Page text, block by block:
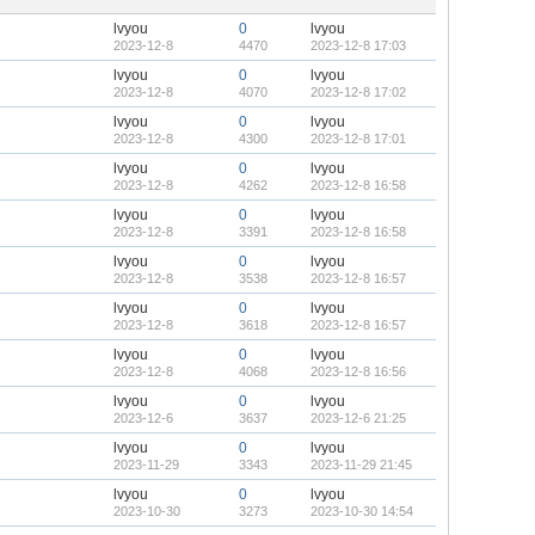
lvyou
2023-12-8
0
4470
lvyou
2023-12-8 17:03
lvyou
2023-12-8
0
4070
lvyou
2023-12-8 17:02
lvyou
2023-12-8
0
4300
lvyou
2023-12-8 17:01
lvyou
2023-12-8
0
4262
lvyou
2023-12-8 16:58
lvyou
2023-12-8
0
3391
lvyou
2023-12-8 16:58
lvyou
2023-12-8
0
3538
lvyou
2023-12-8 16:57
lvyou
2023-12-8
0
3618
lvyou
2023-12-8 16:57
lvyou
2023-12-8
0
4068
lvyou
2023-12-8 16:56
lvyou
2023-12-6
0
3637
lvyou
2023-12-6 21:25
lvyou
2023-11-29
0
3343
lvyou
2023-11-29 21:45
lvyou
2023-10-30
0
3273
lvyou
2023-10-30 14:54